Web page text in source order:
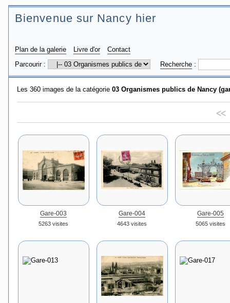
Bienvenue sur Nancy hier
Plan de la galerie Livre d'or
Contact
Parcourir :
Recherche :
Les 360 images de la catégorie 03 Organismes publics de Nancy
<<
Gare-003
5263 visites
Gare-004
4643 visites
Gare-005
5065 visites